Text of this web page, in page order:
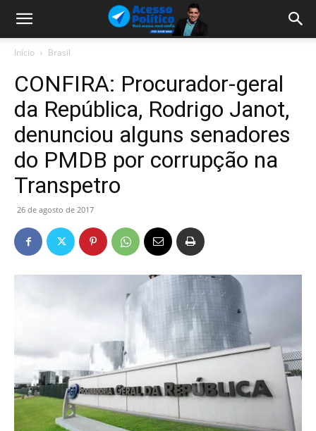
Início Brasil
CONFIRA: Procurador-geral
da República, Rodrigo Janot,
denunciou alguns senadores
do PMDB por corrupção na
Transpetro
26 de agosto de 2017